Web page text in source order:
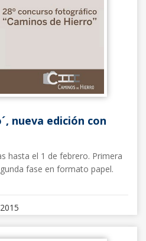
nueva edición con
hasta el 1 de febrero. Primera
fase en formato papel.